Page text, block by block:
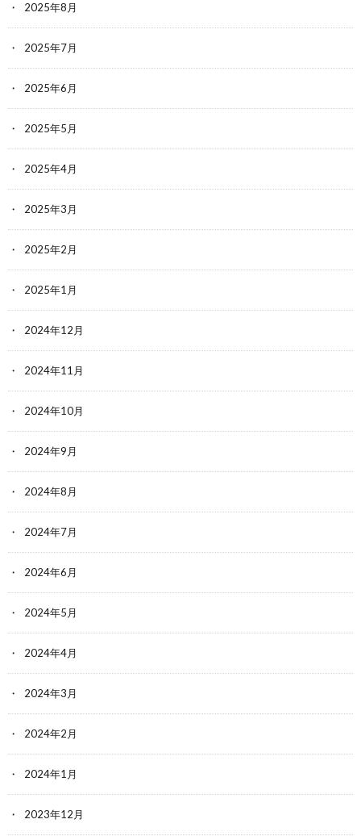
2025年8月
2025年7月
2025年6月
2025年5月
2025年4月
2025年3月
2025年2月
2025年1月
2024年12月
2024年11月
2024年10月
2024年9月
2024年8月
2024年7月
2024年6月
2024年5月
2024年4月
2024年3月
2024年2月
2024年1月
2023年12月